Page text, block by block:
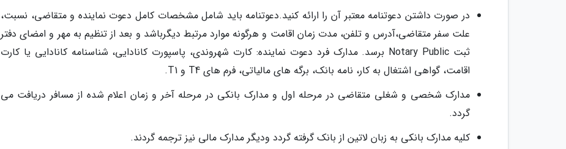
در صورت داشتن دعوتنامه معتبر آن را ارائه کنید.دعوتنامه باید شامل مشخصات کامل دعوت نماینده و متقاضی، نسبت،
علت سفر متقاضی،آدرس و تلفن، مدت زمان اقامت و هرگونه موارد مرتبط دیگرباشد و بعد از تنظیم به مهر و امضای دفتر
ثبت Notary Public برسد. مدارک فرد دعوت نماینده: کارت شهروندی، پاسپورت کانادایی، شناسنامه کانادایی یا کارت
اقامت، گواهی اشتغال به کار، نامه بانک، برگه های مالیاتی، فرم های T4 و T1.
مدارک شخصی و شغلی متقاضی در مرحله اول و مدارک بانکی در مرحله آخر و زمان اعلام شده از مسافر دریافت می
گردد.
کلیه مدارک بانکی به زبان لاتین از بانک گرفته گردد ودیگر مدارک مالی نیز ترجمه گردند.